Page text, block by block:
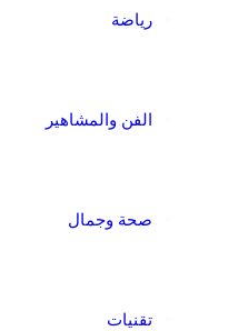
الفن والمشاهير
صحة وجمال